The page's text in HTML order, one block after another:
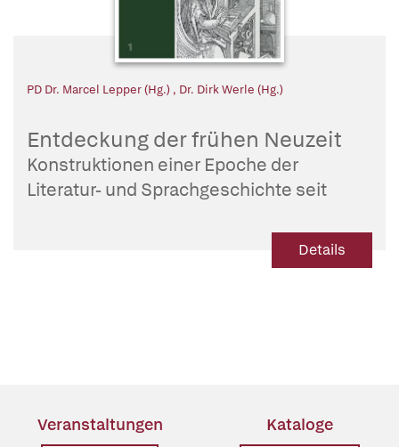
PD Dr. Marcel Lepper (Hg.) , Dr. Dirk Werle (Hg.)
Entdeckung der frühen Neuzeit
Konstruktionen einer Epoche der
Literatur- und Sprachgeschichte seit
Details
Veranstaltungen Kataloge